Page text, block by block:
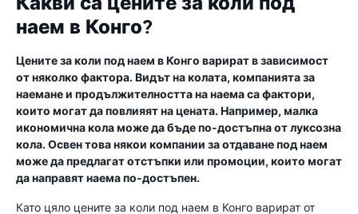
наем в Конго?
Цените за коли под наем в Конго варират в зависимост
от няколко фактора. Видът на колата, компанията за
наемане и продължителността на наема са фактори,
които могат да повлияят на цената. Например, малка
икономична кола може да бъде по-достъпна от луксозна
кола. Освен това някои компании за отдаване под наем
може да предлагат отстъпки или промоции, които могат
да направят наема по-достъпен.
Като цяло цените за коли под наем в Конго варират от